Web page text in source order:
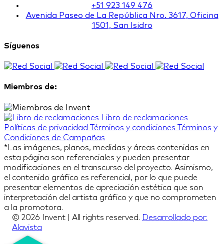
+51 923 149 476
Avenida Paseo de La República Nro. 3617, Oficina
1501, San Isidro
Síguenos
Miembros de:
Libro de reclamaciones
Políticas de privacidad
Términos y condiciones
Términos y
Condiciones de Campañas
*Las imágenes, planos, medidas y áreas contenidas en
esta página son referenciales y pueden presentar
modificaciones en el transcurso del proyecto. Asimismo,
el contenido gráfico es referencial, por lo que puede
presentar elementos de apreciación estética que son
interpretación del artista gráfico y que no comprometen
a la promotora.
© 2026 Invent | All rights reserved.
Desarrollado por:
Alavista